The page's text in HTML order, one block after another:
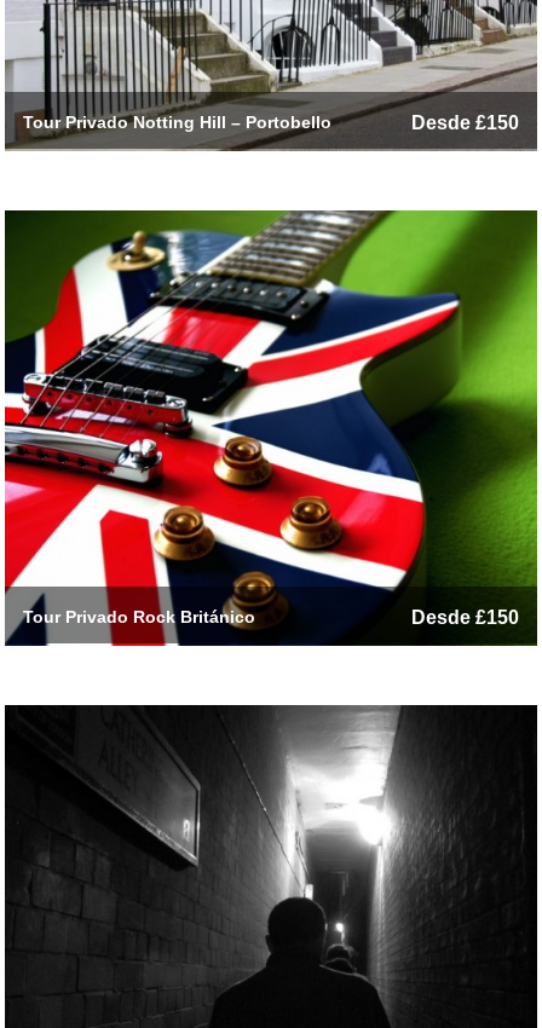
Tour Privado Notting Hill – Portobello Desde £150
Tour Privado Rock Británico Desde £150